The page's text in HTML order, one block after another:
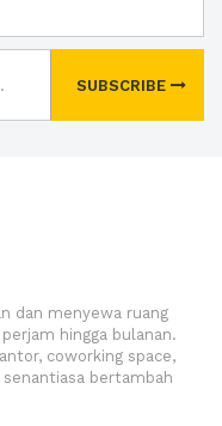
SUBSCRIBE
dan menyewa ruang
hingga bulanan.
coworking space,
bertambah